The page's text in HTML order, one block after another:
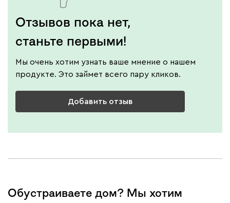
Отзывов пока нет,
станьте первыми!
Мы очень хотим узнать ваше мнение о нашем
продукте. Это займет всего пару кликов.
Добавить отзыв
Обустраиваете дом? Мы хотим